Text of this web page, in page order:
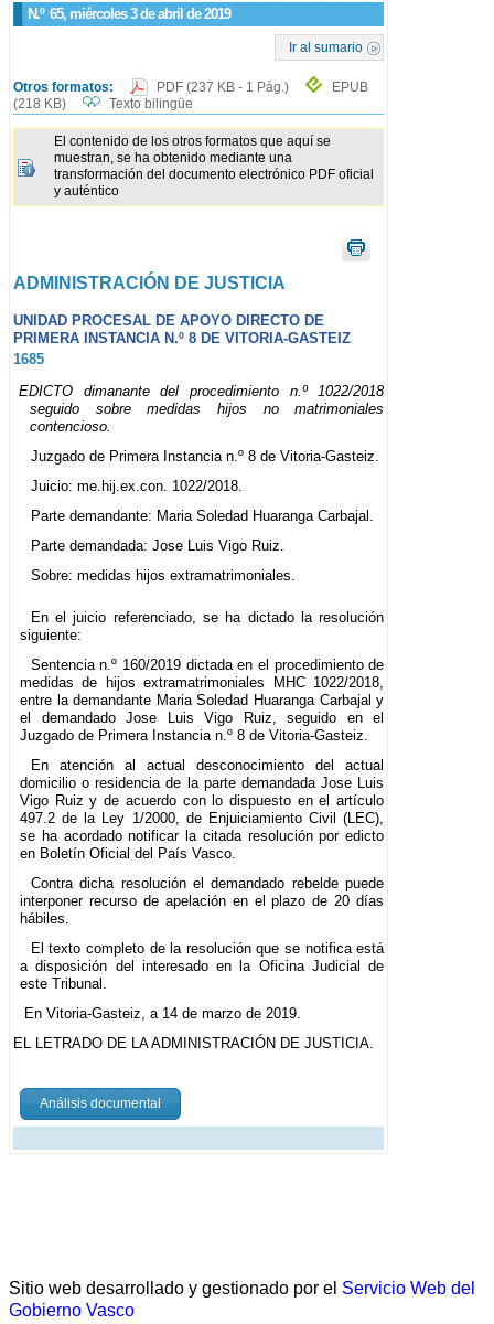
N.º 65, miércoles 3 de abril de 2019
Ir al sumario
Otros formatos: PDF (237 KB - 1 Pág.)
EPUB
(218 KB)
Texto bilingüe
El contenido de los otros formatos que aquí se
muestran, se ha obtenido mediante una
transformación del documento electrónico PDF oficial
y auténtico
ADMINISTRACIÓN DE JUSTICIA
UNIDAD PROCESAL DE APOYO DIRECTO DE
PRIMERA INSTANCIA N.º 8 DE VITORIA-GASTEIZ
1685
EDICTO dimanante del procedimiento n.º 1022/2018
seguido sobre medidas hijos no matrimoniales
contencioso.
Juzgado de Primera Instancia n.º 8 de Vitoria-Gasteiz.
Juicio: me.hij.ex.con. 1022/2018.
Parte demandante: Maria Soledad Huaranga Carbajal.
Parte demandada: Jose Luis Vigo Ruiz.
Sobre: medidas hijos extramatrimoniales.
En el juicio referenciado, se ha dictado la resolución
siguiente:
Sentencia n.º 160/2019 dictada en el procedimiento de
medidas de hijos extramatrimoniales MHC 1022/2018,
entre la demandante Maria Soledad Huaranga Carbajal y
el demandado Jose Luis Vigo Ruiz, seguido en el
Juzgado de Primera Instancia n.º 8 de Vitoria-Gasteiz.
En atención al actual desconocimiento del actual
domicilio o residencia de la parte demandada Jose Luis
Vigo Ruiz y de acuerdo con lo dispuesto en el artículo
497.2 de la Ley 1/2000, de Enjuiciamiento Civil (LEC),
se ha acordado notificar la citada resolución por edicto
en Boletín Oficial del País Vasco.
Contra dicha resolución el demandado rebelde puede
interponer recurso de apelación en el plazo de 20 días
hábiles.
El texto completo de la resolución que se notifica está
a disposición del interesado en la Oficina Judicial de
este Tribunal.
En Vitoria-Gasteiz, a 14 de marzo de 2019.
EL LETRADO DE LA ADMINISTRACIÓN DE JUSTICIA.
Análisis documental
Sitio web desarrollado y gestionado por el Servicio Web del
Gobierno Vasco